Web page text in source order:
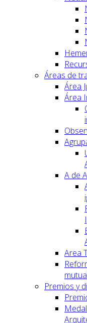
Áreas de
Área
Área
A de
Area
Premios y